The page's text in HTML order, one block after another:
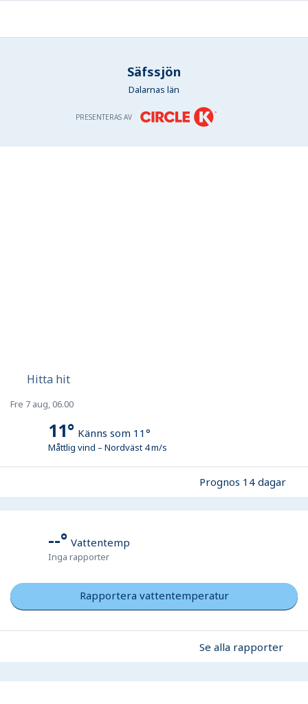
Säfssjön
Dalarnas län
PRESENTERAS AV
Hitta hit
Fre 7 aug, 06.00
11° Känns som 11°
Måttlig vind – Nordväst 4m/s
Prognos 14 dagar
--° Vattentemp
Inga rapporter
Rapportera vattentemperatur
Se alla rapporter